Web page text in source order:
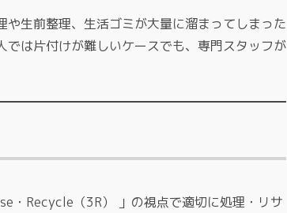
生前整理、生活ゴミが大量に溜まってしまった
は片付けが難しいケースでも、専門スタッフが
・Recycle（3R） 」の視点で適切に処理・リサ